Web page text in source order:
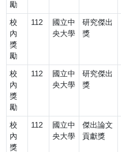
勵
校
內
獎
勵
112
國立中
央大學
研究傑出
獎
校
內
獎
勵
112
國立中
央大學
研究傑出
獎
校
內
獎
112
國立中
央大學
傑出論文
貢獻獎